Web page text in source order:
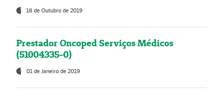
18 de Outubro de 2019
Prestador Oncoped Serviços Médicos
(51004335-0)
01 de Janeiro de 2019